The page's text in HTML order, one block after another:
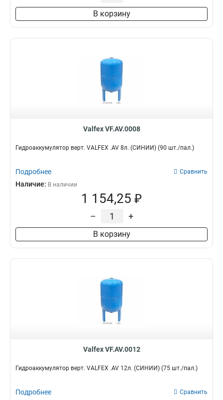
В корзину
Valfex VF.AV.0008
Гидроаккумулятор верт. VALFEX .AV 8л. (СИНИЙ) (90 шт./пал.)
Подробнее Сравнить
Наличие: В наличии
1 154,25 ₽
– +
В корзину
Valfex VF.AV.0012
Гидроаккумулятор верт. VALFEX .AV 12л. (СИНИЙ) (75 шт./пал.)
Подробнее Сравнить